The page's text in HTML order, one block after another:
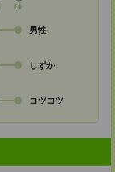
60
男性
しずか
コツコツ